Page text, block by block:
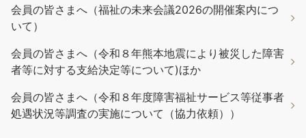
会員の皆さまへ（福祉の未来会議2026の開催案内につ
いて）
会員の皆さまへ（令和８年熊本地震により被災した障害
者等に対する支給決定等について)ほか
会員の皆さまへ（令和８年度障害福祉サービス等従事者
処遇状況等調査の実施について（協力依頼））